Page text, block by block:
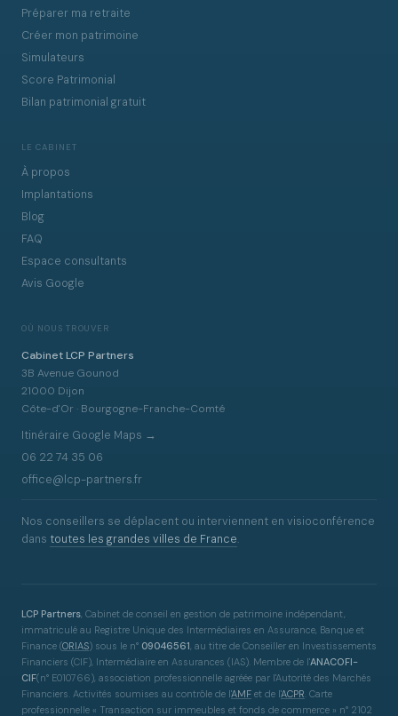
Préparer ma retraite
Créer mon patrimoine
Simulateurs
Score Patrimonial
Bilan patrimonial gratuit
LE CABINET
À propos
Implantations
Blog
FAQ
Espace consultants
Avis Google
OÙ NOUS TROUVER
Cabinet LCP Partners
3B Avenue Gounod
21000 Dijon
Côte-d'Or · Bourgogne-Franche-Comté
Itinéraire Google Maps →
06 22 74 35 06
office@lcp-partners.fr
Nos conseillers se déplacent ou interviennent en visioconférence
dans toutes les grandes villes de France.
LCP Partners , Cabinet de conseil en gestion de patrimoine indépendant,
immatriculé au Registre Unique des Intermédiaires en Assurance, Banque et
Finance (ORIAS) sous le n° 09046561 , au titre de Conseiller en Investissements
Financiers (CIF), Intermédiaire en Assurances (IAS). Membre de l'ANACOFI-
CIF(n° E010766), association professionnelle agréée par l'Autorité des Marchés
Financiers. Activités soumises au contrôle de l'AMF et de l'ACPR . Carte
professionnelle « Transaction sur immeubles et fonds de commerce » n° 2102